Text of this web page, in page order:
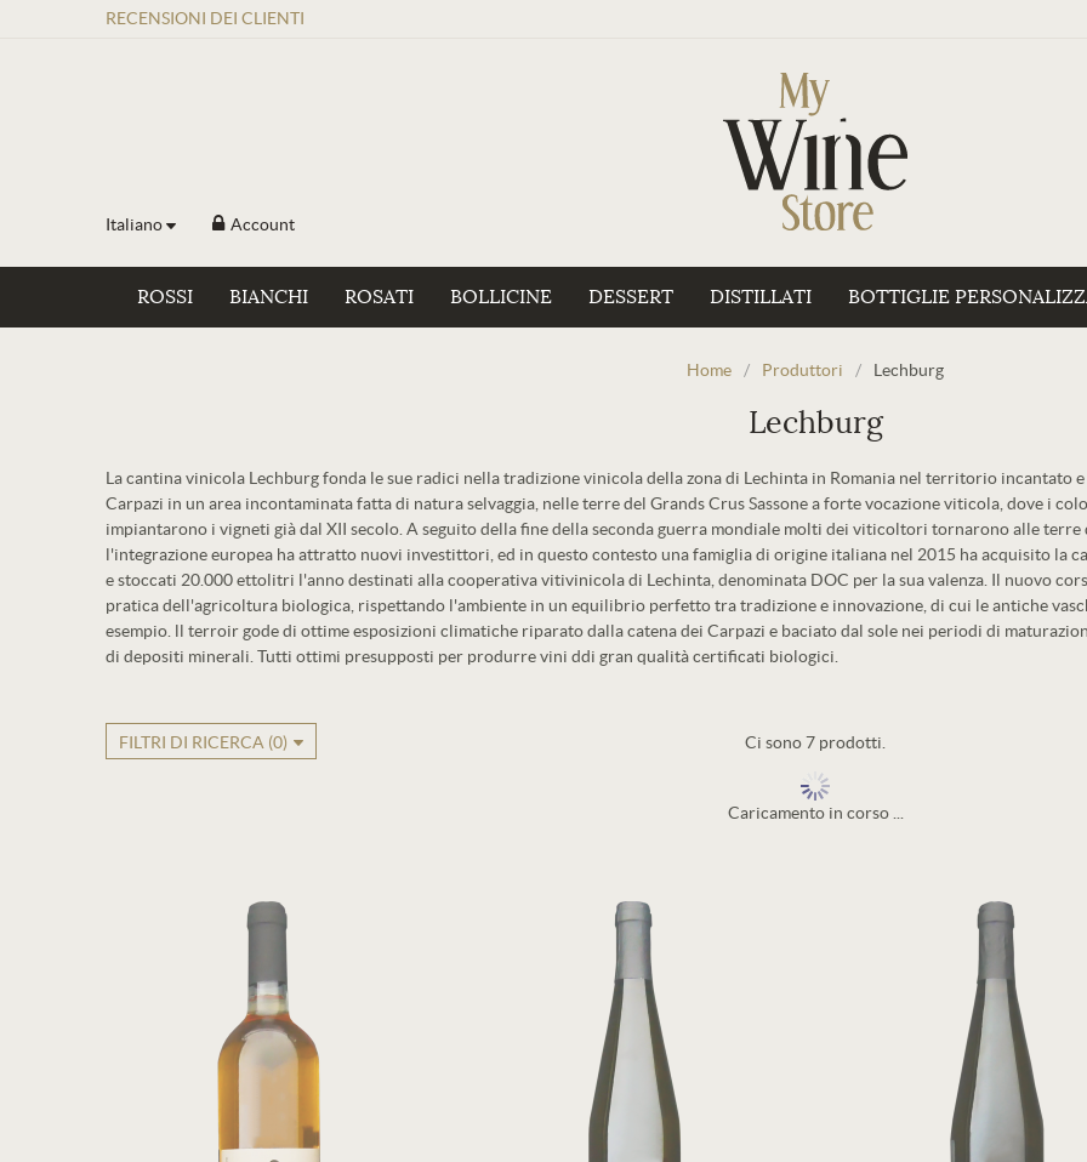
RECENSIONI DEI CLIENTI
Italiano Account
ROSSI BIANCHI ROSATI BOLLICINE DESSERT DISTILLATI BOTTIGLIE
Home / Produttori / Lechburg
Lechburg
La cantina vinicola Lechburg fonda le sue radici nella tradizione vinicola della zona di Lechinta in Romania nel territorio incantato
Carpazi in un area incontaminata fatta di natura selvaggia, nelle terre del Grands Crus Sassone a forte vocazione viticola, dove i
impiantarono i vigneti già dal XII secolo. A seguito della fine della seconda guerra mondiale molti dei viticoltori tornarono alle terre
l'integrazione europea ha attratto nuovi investittori, ed in questo contesto una famiglia di origine italiana nel 2015 ha acquisito la
e stoccati 20.000 ettolitri l'anno destinati alla cooperativa vitivinicola di Lechinta, denominata DOC per la sua valenza. Il nuovo
pratica dell'agricoltura biologica, rispettando l'ambiente in un equilibrio perfetto tra tradizione e innovazione, di cui le antiche
esempio. ll terroir gode di ottime esposizioni climatiche riparato dalla catena dei Carpazi e baciato dal sole nei periodi di
di depositi minerali. Tutti ottimi presupposti per produrre vini ddi gran qualità certificati biologici.
Ci sono 7 prodotti.
FILTRI DI RICERCA (0)
Caricamento in corso ...